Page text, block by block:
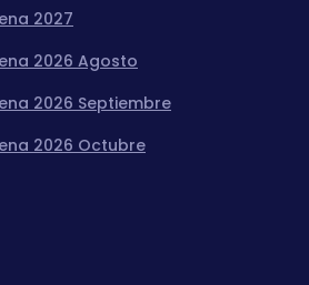
2027
2026 Agosto
2026 Septiembre
2026 Octubre